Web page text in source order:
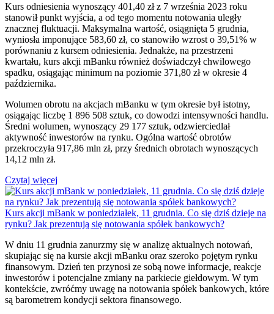
Kurs odniesienia wynoszący 401,40 zł z 7 września 2023 roku
stanowił punkt wyjścia, a od tego momentu notowania uległy
znacznej fluktuacji. Maksymalna wartość, osiągnięta 5 grudnia,
wyniosła imponujące 583,60 zł, co stanowiło wzrost o 39,51% w
porównaniu z kursem odniesienia. Jednakże, na przestrzeni
kwartału, kurs akcji mBanku również doświadczył chwilowego
spadku, osiągając minimum na poziomie 371,80 zł w okresie 4
października.
Wolumen obrotu na akcjach mBanku w tym okresie był istotny,
osiągając liczbę 1 896 508 sztuk, co dowodzi intensywności handlu.
Średni wolumen, wynoszący 29 177 sztuk, odzwierciedlał
aktywność inwestorów na rynku. Ogólna wartość obrotów
przekroczyła 917,86 mln zł, przy średnich obrotach wynoszących
14,12 mln zł.
Czytaj więcej
Kurs akcji mBank w poniedziałek, 11 grudnia. Co się dziś dzieje na
rynku? Jak prezentują się notowania spółek bankowych?
W dniu 11 grudnia zanurzmy się w analizę aktualnych notowań,
skupiając się na kursie akcji mBanku oraz szeroko pojętym rynku
finansowym. Dzień ten przynosi ze sobą nowe informacje, reakcje
inwestorów i potencjalne zmiany na parkiecie giełdowym. W tym
kontekście, zwróćmy uwagę na notowania spółek bankowych, które
są barometrem kondycji sektora finansowego.